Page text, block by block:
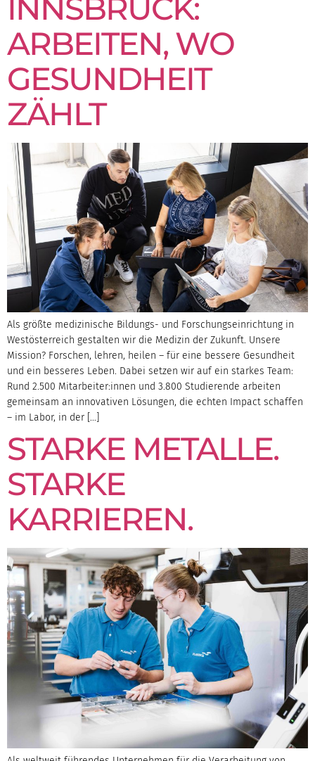
INNSBRUCK:
ARBEITEN, WO
GESUNDHEIT
ZÄHLT
Als größte medizinische Bildungs- und Forschungseinrichtung in
Westösterreich gestalten wir die Medizin der Zukunft. Unsere
Mission? Forschen, lehren, heilen – für eine bessere Gesundheit
und ein besseres Leben. Dabei setzen wir auf ein starkes Team:
Rund 2.500 Mitarbeiter:innen und 3.800 Studierende arbeiten
gemeinsam an innovativen Lösungen, die echten Impact schaffen
– im Labor, in der […]
STARKE METALLE.
STARKE
KARRIEREN.